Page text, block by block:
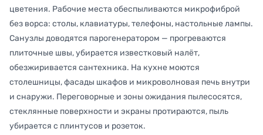
цветения. Рабочие места обеспыливаются микрофиброй
без ворса: столы, клавиатуры, телефоны, настольные лампы.
Санузлы доводятся парогенератором — прогреваются
плиточные швы, убирается известковый налёт,
обезжиривается сантехника. На кухне моются
столешницы, фасады шкафов и микроволновая печь внутри
и снаружи. Переговорные и зоны ожидания пылесосятся,
стеклянные поверхности и экраны протираются, пыль
убирается с плинтусов и розеток.